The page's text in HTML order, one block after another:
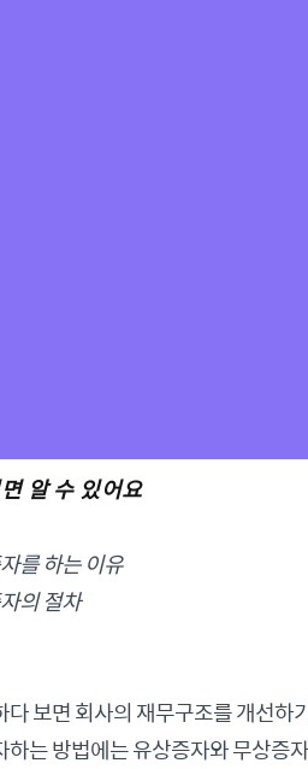
알 수 있어요
를 하는 이유
의 절차
다 보면 회사의 재무구조를 개선하
하는 방법에는 유상증자와 무상증